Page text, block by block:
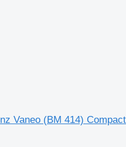
Vaneo (BM 414)